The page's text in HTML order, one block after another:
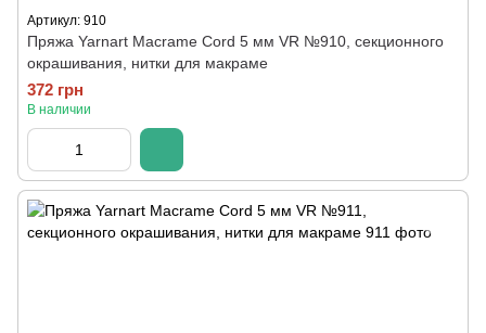
Артикул: 910
Пряжа Yarnart Macrame Cord 5 мм VR №910, секционного
окрашивания, нитки для макраме
372 грн
В наличии